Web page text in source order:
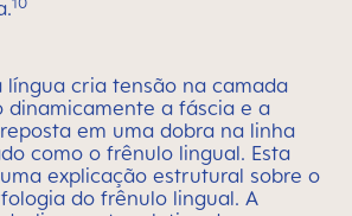
língua cria tensão na camada
dinamicamente a fáscia e a
em uma dobra na linha
como o frênulo lingual. Esta
explicação estrutural sobre o
do frênulo lingual. A